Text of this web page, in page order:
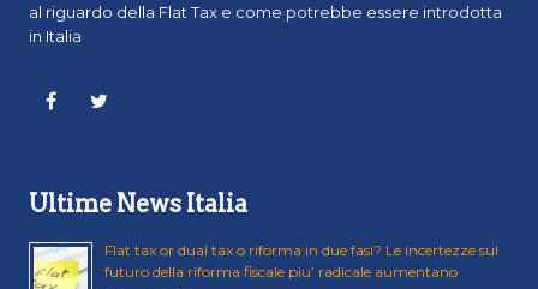
al riguardo della Flat Tax e come potrebbe essere introdotta
in Italia
Ultime News Italia
Flat tax or dual tax o riforma in due fasi? Le incertezze sul
futuro della riforma fiscale piu’ radicale aumentano